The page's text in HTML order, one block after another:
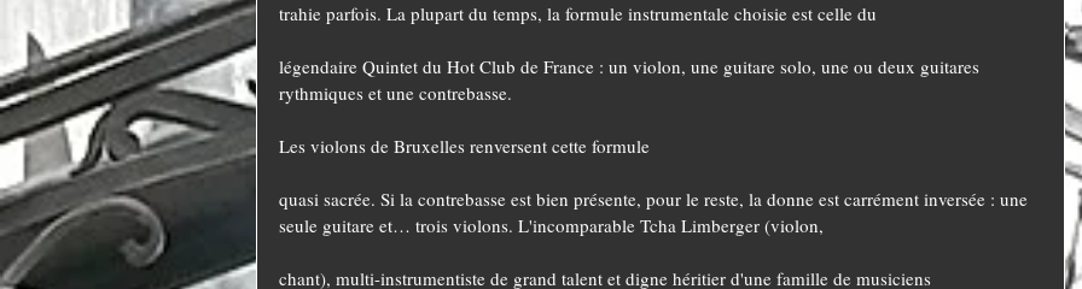
trahie parfois. La plupart du temps, la formule instrumentale choisie est celle du
légendaire Quintet du Hot Club de France : un violon, une guitare solo, une ou deux guitares
rythmiques et une contrebasse.
Les violons de Bruxelles renversent cette formule
quasi sacrée. Si la contrebasse est bien présente, pour le reste, la donne est carrément inversée : une
seule guitare et… trois violons. L'incomparable Tcha Limberger (violon,
chant), multi-instrumentiste de grand talent et digne héritier d'une famille de musiciens